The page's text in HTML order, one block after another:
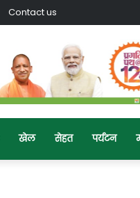
Contact us
खेल सेहत पर्यटन